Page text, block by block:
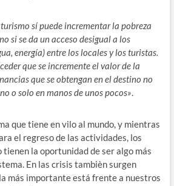
turismo sí puede incrementar la pobreza
si se da un acceso desigual a los
energía) entre los locales y los turistas.
que se incremente el valor de la
que se obtengan en el destino no
o solo en manos de unos pocos».
que tiene en vilo al mundo, y mientras
el regreso de las actividades, los
tienen la oportunidad de ser algo más
En las crisis tambièn surgen
más importante está frente a nuestros